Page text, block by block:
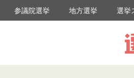
参議院選挙 地方選挙 選挙